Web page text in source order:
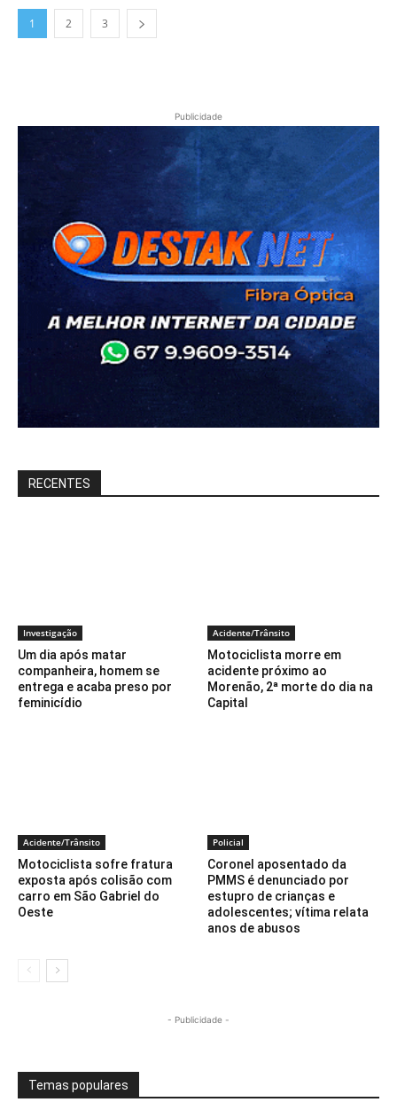
1 2 3
Publicidade
RECENTES
Investigação
Um dia após matar
companheira, homem se
entrega e acaba preso por
feminicídio
Acidente/Trânsito
Motociclista morre em
acidente próximo ao
Morenão, 2ª morte do dia na
Capital
Acidente/Trânsito
Motociclista sofre fratura
exposta após colisão com
carro em São Gabriel do
Oeste
Policial
Coronel aposentado da
PMMS é denunciado por
estupro de crianças e
adolescentes; vítima relata
anos de abusos
- Publicidade -
Temas populares